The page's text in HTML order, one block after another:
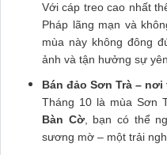
Với cáp treo cao nhất
Pháp lãng mạn và
mùa này không đông
ảnh và tận hưởng sự
Bán đảo Sơn Trà –
Tháng 10 là mùa Sơn
Bàn Cờ, bạn có thể
sương mờ – một trải